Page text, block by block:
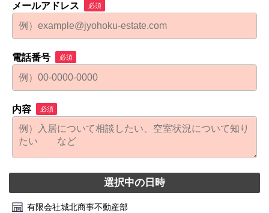
メールアドレス 必須
電話番号 必須
内容 必須
選択中の日時
有限会社城北商事不動産部